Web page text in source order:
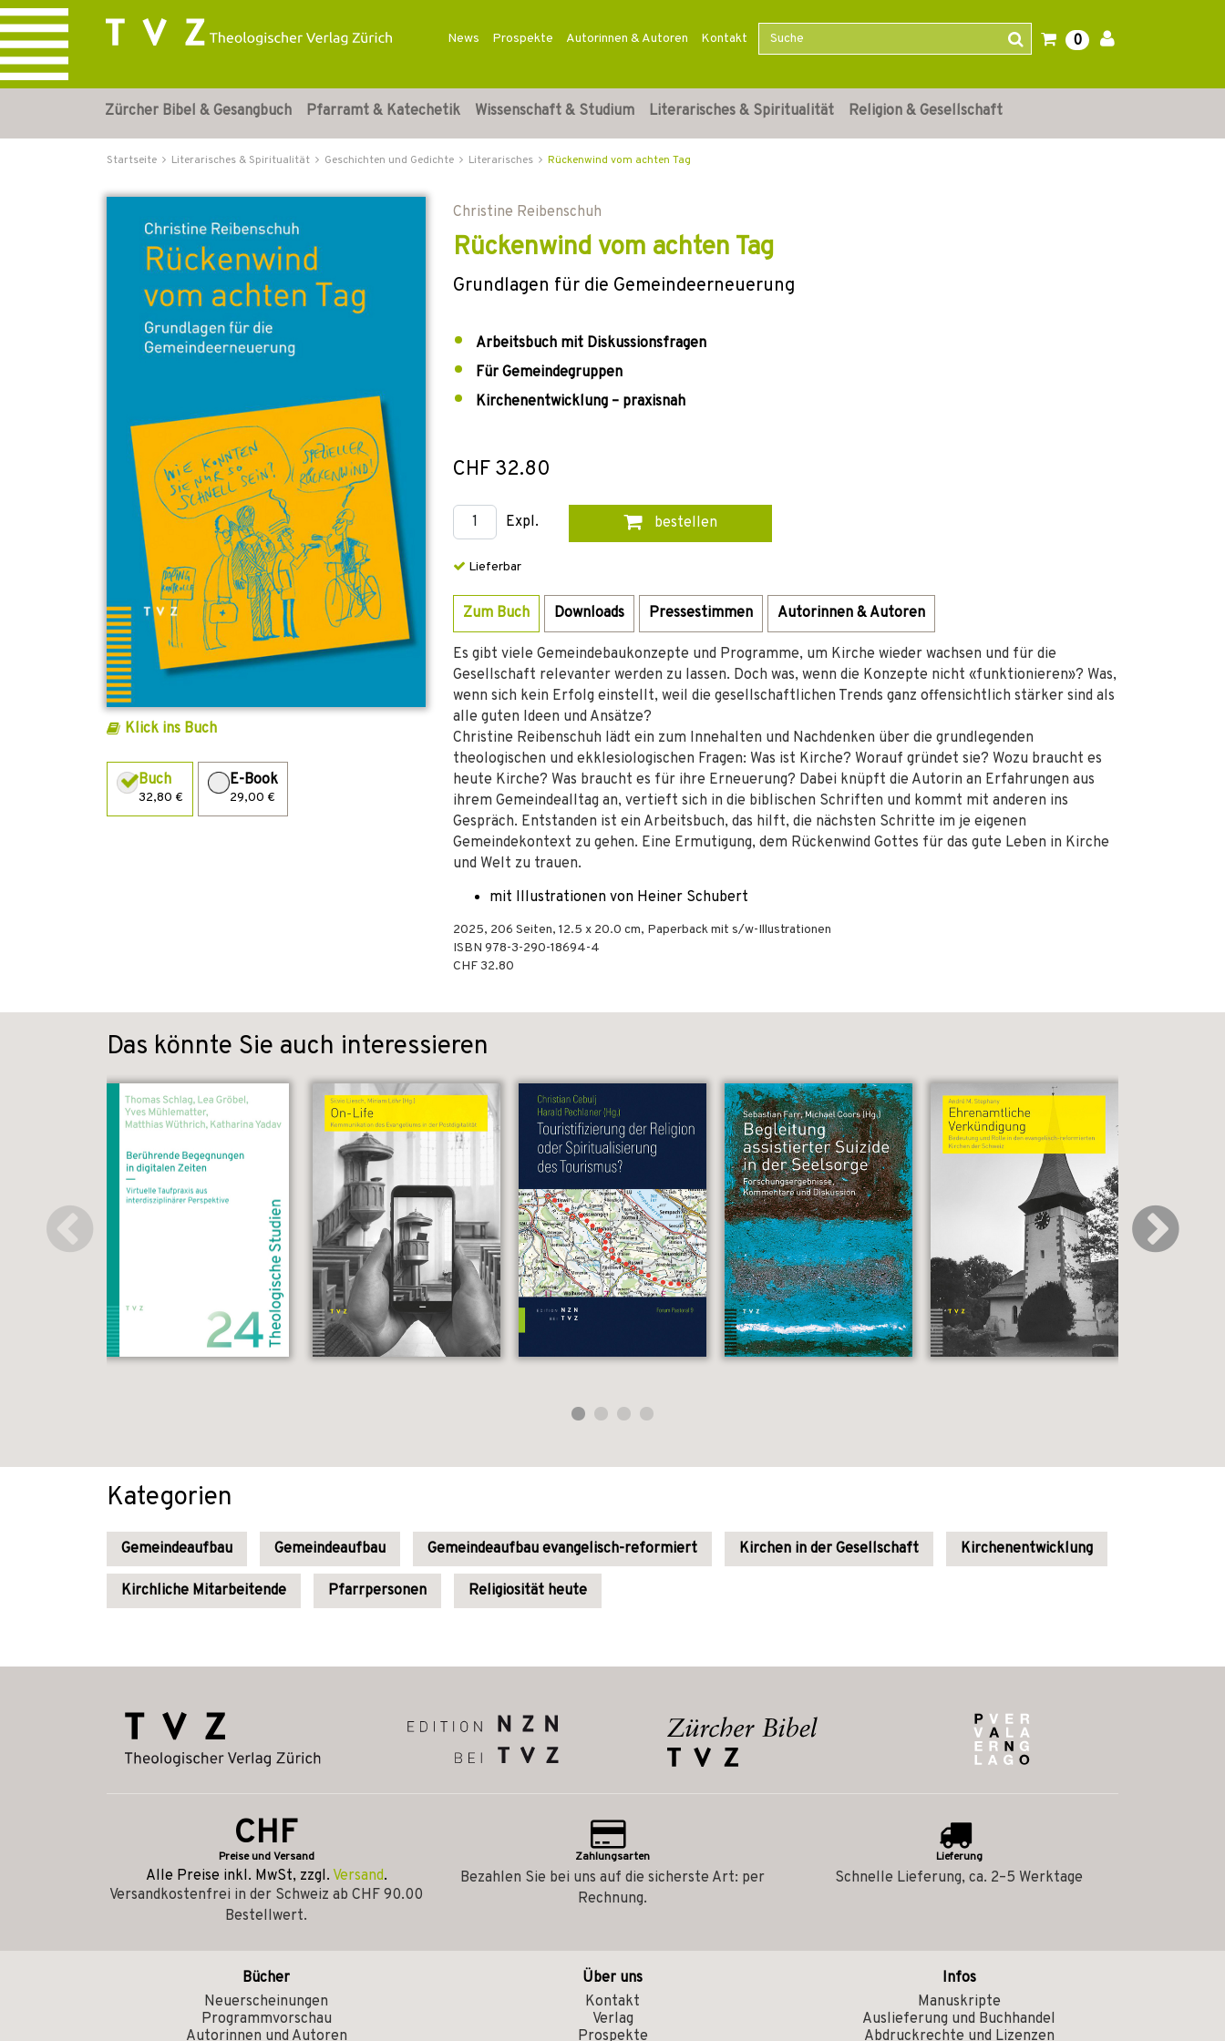
News Prospekte Autorinnen & Autoren Kontakt 0
Zürcher Bibel & Gesangbuch Pfarramt & Katechetik Wissenschaft & Studium Literarisches & Spiritualität Religion & Gesellschaft
Startseite Literarisches & Spiritualität Geschichten und Gedichte Literarisches Rückenwind vom achten Tag
Klick ins Buch
Buch
32,80 €
E-Book
29,00 €
Christine Reibenschuh
Rückenwind vom achten Tag
Grundlagen für die Gemeindeerneuerung
Arbeitsbuch mit Diskussionsfragen
Für Gemeindegruppen
Kirchenentwicklung – praxisnah
CHF 32.80
Expl. bestellen
Lieferbar
Zum Buch Downloads Pressestimmen Autorinnen & Autoren
Es gibt viele Gemeindebaukonzepte und Programme, um Kirche wieder wachsen und für die
Gesellschaft relevanter werden zu lassen. Doch was, wenn die Konzepte nicht «funktionieren»? Was,
wenn sich kein Erfolg einstellt, weil die gesellschaftlichen Trends ganz offensichtlich stärker sind als
alle guten Ideen und Ansätze?
Christine Reibenschuh lädt ein zum Innehalten und Nachdenken über die grundlegenden
theologischen und ekklesiologischen Fragen: Was ist Kirche? Worauf gründet sie? Wozu braucht es
heute Kirche? Was braucht es für ihre Erneuerung? Dabei knüpft die Autorin an Erfahrungen aus
ihrem Gemeindealltag an, vertieft sich in die biblischen Schriften und kommt mit anderen ins
Gespräch. Entstanden ist ein Arbeitsbuch, das hilft, die nächsten Schritte im je eigenen
Gemeindekontext zu gehen. Eine Ermutigung, dem Rückenwind Gottes für das gute Leben in Kirche
und Welt zu trauen.
mit Illustrationen von Heiner Schubert
2025, 206 Seiten, 12.5 x 20.0 cm, Paperback mit s/w-Illustrationen
ISBN 978-3-290-18694-4
CHF 32.80
Das könnte Sie auch interessieren
Kategorien
Gemeindeaufbau Gemeindeaufbau Gemeindeaufbau evangelisch-reformiert Kirchen in der Gesellschaft Kirchenentwicklung
Kirchliche Mitarbeitende Pfarrpersonen Religiosität heute
CHF
Preise und Versand
Alle Preise inkl. MwSt, zzgl. Versand.
Versandkostenfrei in der Schweiz ab CHF 90.00
Bestellwert.
Zahlungsarten
Bezahlen Sie bei uns auf die sicherste Art: per
Rechnung.
Lieferung
Schnelle Lieferung, ca. 2–5 Werktage
Bücher
Neuerscheinungen
Programmvorschau
Autorinnen und Autoren
Über uns
Kontakt
Verlag
Prospekte
Infos
Manuskripte
Auslieferung und Buchhandel
Abdruckrechte und Lizenzen